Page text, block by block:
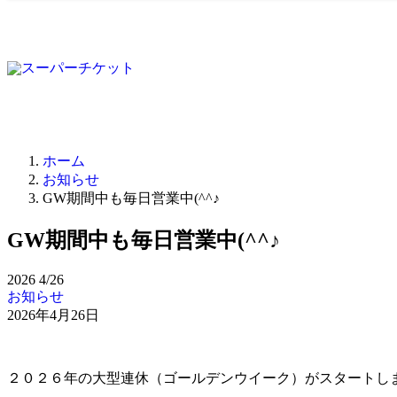
ホーム
お知らせ
GW期間中も毎日営業中(^^♪
GW期間中も毎日営業中(^^♪
2026 4/26
お知らせ
2026年4月26日
２０２６年の大型連休（ゴールデンウイーク）がスタートし